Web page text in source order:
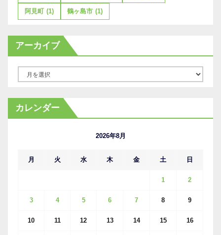
阿見町 (1) 鶴ヶ島市 (1)
アーカイブ
カ
イ
カレンダー
2026年8月
月 火 水 木 金 土 日
1 2
3 4 5 6 7 8 9
10 11 12 13 14 15 16